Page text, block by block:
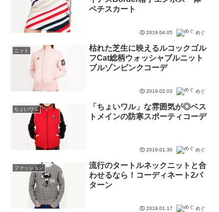
ペチスカート
2019.04.05 めぐ
ニット
枯れた芝生に映えるルコックゴル
フCat総柄ウォッシャブルニット
ブルゾンピンクコーデ
2019.02.03 めぐ
ちょいワル
「ちょいワル」な雰囲気が◎ベス
トメインの防寒スポーティコーデ
2019.01.30 めぐ
ファッション
流行のタートルネックニットと合
わせるなら！コーディネート2パ
ターン
2019.01.17 めぐ